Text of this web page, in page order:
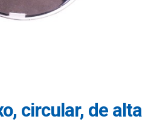
circular, de alta